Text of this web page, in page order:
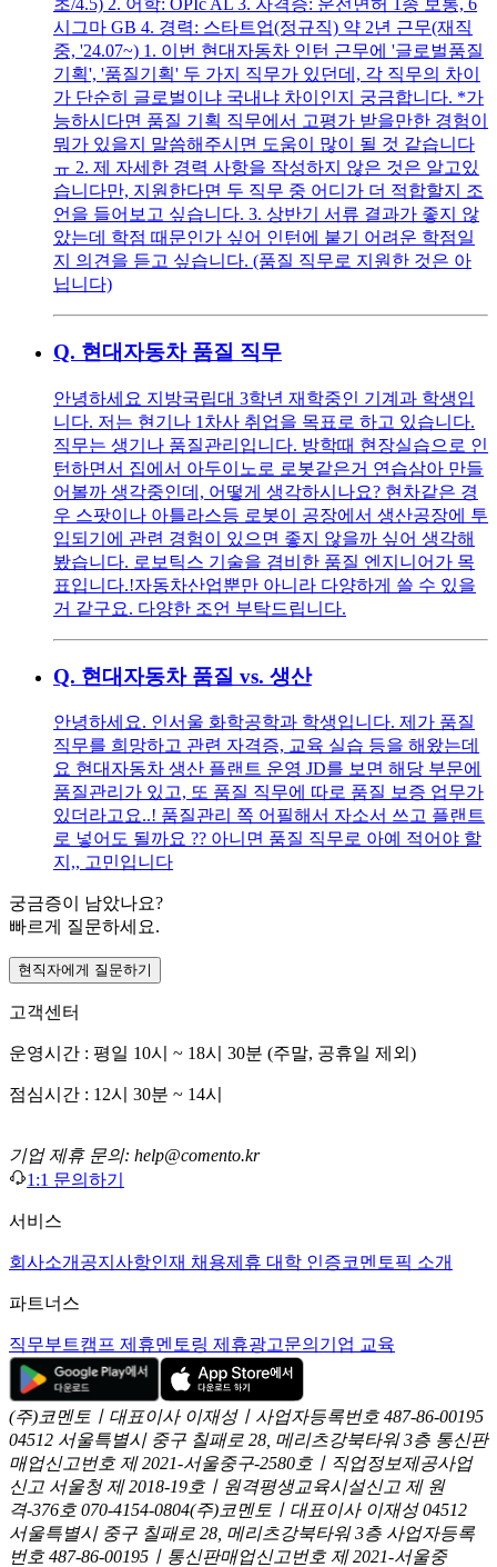
초/4.5) 2. 어학: OPIc AL 3. 자격증: 운전면허 1종 보통, 6
시그마 GB 4. 경력: 스타트업(정규직) 약 2년 근무(재직
중, '24.07~) 1. 이번 현대자동차 인턴 근무에 '글로벌품질
기획', '품질기획' 두 가지 직무가 있던데, 각 직무의 차이
가 단순히 글로벌이냐 국내냐 차이인지 궁금합니다. *가
능하시다면 품질 기획 직무에서 고평가 받을만한 경험이
뭐가 있을지 말씀해주시면 도움이 많이 될 것 같습니다
ㅠ 2. 제 자세한 경력 사항을 작성하지 않은 것은 알고있
습니다만, 지원한다면 두 직무 중 어디가 더 적합할지 조
언을 들어보고 싶습니다. 3. 상반기 서류 결과가 좋지 않
았는데 학점 때문인가 싶어 인턴에 붙기 어려운 학점일
지 의견을 듣고 싶습니다. (품질 직무로 지원한 것은 아
닙니다)
Q. 현대자동차 품질 직무
안녕하세요 지방국립대 3학년 재학중인 기계과 학생입
니다. 저는 현기나 1차사 취업을 목표로 하고 있습니다.
직무는 생기나 품질관리입니다. 방학때 현장실습으로 인
턴하면서 집에서 아두이노로 로봇같은거 연습삼아 만들
어볼까 생각중인데, 어떻게 생각하시나요? 현차같은 경
우 스팟이나 아틀라스등 로봇이 공장에서 생산공장에 투
입되기에 관련 경험이 있으면 좋지 않을까 싶어 생각해
봤습니다. 로보틱스 기술을 겸비한 품질 엔지니어가 목
표입니다.!자동차산업뿐만 아니라 다양하게 쓸 수 있을
거 같구요. 다양한 조언 부탁드립니다.
Q. 현대자동차 품질 vs. 생산
안녕하세요. 인서울 화학공학과 학생입니다. 제가 품질
직무를 희망하고 관련 자격증, 교육 실습 등을 해왔는데
요 현대자동차 생산 플랜트 운영 JD를 보면 해당 부문에
품질관리가 있고, 또 품질 직무에 따로 품질 보증 업무가
있더라고요..! 품질관리 쪽 어필해서 자소서 쓰고 플랜트
로 넣어도 될까요 ?? 아니면 품질 직무로 아예 적어야 할
지,, 고민입니다
궁금증이 남았나요?
빠르게 질문하세요.
현직자에게 질문하기
고객센터
운영시간 : 평일 10시 ~ 18시 30분 (주말, 공휴일 제외)
점심시간 : 12시 30분 ~ 14시
기업 제휴 문의: help@comento.kr
1:1 문의하기
서비스
회사소개 공지사항인재 채용제휴 대학 인증코멘토픽 소개
파트너스
직무부트캠프 제휴멘토링 제휴광고문의 기업 교육
(주)코멘토ㅣ대표이사 이재성ㅣ사업자등록번호 487-86-00195
04512 서울특별시 중구 칠패로 28, 메리츠강북타워 3층 통신판
매업신고번호 제 2021-서울중구-2580호ㅣ직업정보제공사업
신고 서울청 제 2018-19호ㅣ원격평생교육시설신고 제 원
격-376호 070-4154-0804(주)코멘토ㅣ대표이사 이재성 04512
서울특별시 중구 칠패로 28, 메리츠강북타워 3층 사업자등록
번호 487-86-00195ㅣ통신판매업신고번호 제 2021-서울중